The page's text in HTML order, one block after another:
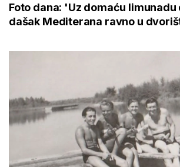
Foto dana: 'Uz domaću
dašak Mediterana ravno u